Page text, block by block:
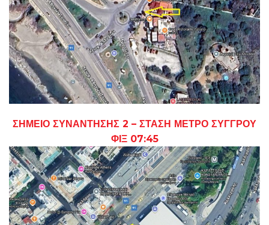
ΣΗΜΕΙΟ ΣΥΝΑΝΤΗΣΗΣ 2 – ΣΤΑΣΗ ΜΕΤΡΟ ΣΥΓΓΡΟΥ
ΦΙΞ 07:45